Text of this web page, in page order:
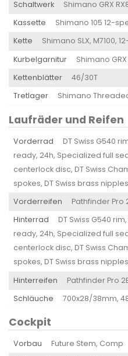
Schaltwerk
Shimano GRX
Kassette
Shimano 105 12-
Kette
Shimano SLX, M7100,
Kurbelgarnitur
Shimano GRX
Kettenblätter
46/30T
Tretlager
Shimano
Laufräder und Reifen
Vorderrad
DT Swiss G540
ready, 24h, Specialized full
centerlock disc, DT Swiss
spokes, DT Swiss brass nipples
Vorderreifen
Pathfinder Pro
Hinterrad
DT Swiss G540
ready, 24h, Specialized full
centerlock disc, DT Swiss
spokes, DT Swiss brass nipples
Hinterreifen
Pathfinder Pro
Schläuche
700x28/38mm,
Cockpit
Vorbau
Future Stem, Comp